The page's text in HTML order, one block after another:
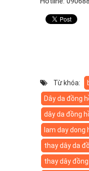
Từ khóa:
Dây da đồng
dây da đồng
lam day dong
thay dây da
thay dây